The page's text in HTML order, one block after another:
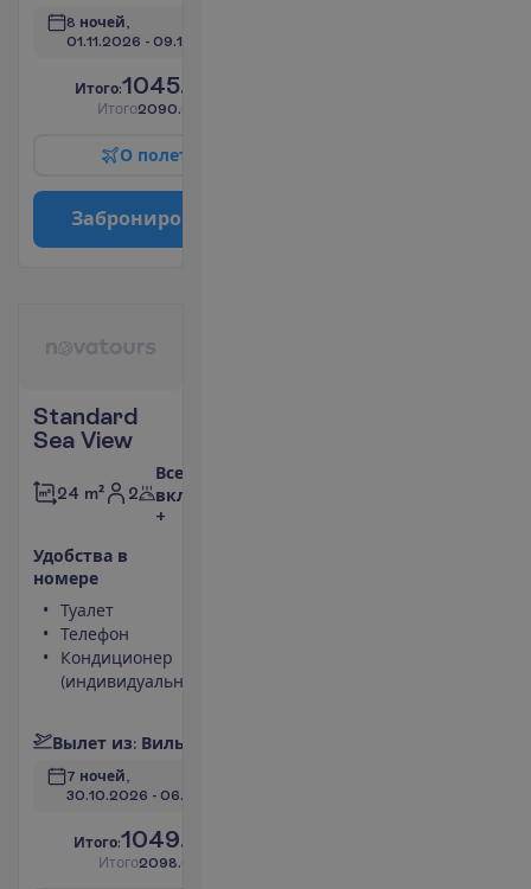
8 ночей,
01.11.2026 - 09.11.2026
Итого:1045.00
Итого2090.00
О полет
Заброниро
Standard
Sea View
24 m² 2
Все
включено
+
Удобства в
номере
Туалет
Телефон
Кондиционер
(индивидуальный)
Вылет из: Виль
7 ночей,
30.10.2026 - 06.11.2026
И того:1049.00
Итого2098.00